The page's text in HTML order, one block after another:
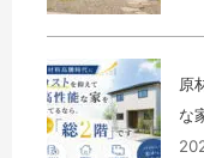
原
な